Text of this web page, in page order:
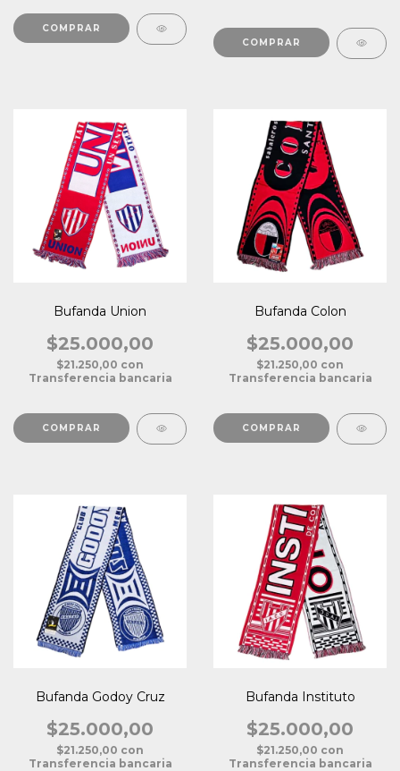
Bufanda Union
$25.000,00
$21.250,00 con
Transferencia bancaria
Bufanda Colon
$25.000,00
$21.250,00 con
Transferencia bancaria
Bufanda Godoy Cruz
$25.000,00
$21.250,00 con
Transferencia bancaria
Bufanda Instituto
$25.000,00
$21.250,00 con
Transferencia bancaria